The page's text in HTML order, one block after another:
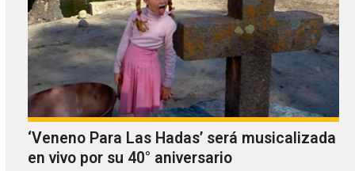
‘Veneno Para Las Hadas’ será musicalizada
en vivo por su 40° aniversario